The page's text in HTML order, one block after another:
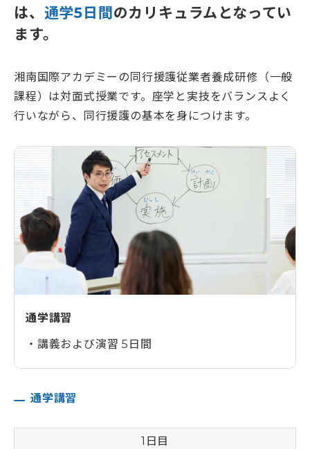
給付金・助成金申請の無料サポートご希望の方は、各
コースお申し込み時にあわせて申請をすることができ
は、 通学5日間 のカリキュラムとなってい
ます。
湘南国際アカデミーの同行援護従業者養成研修（一般
課程）は対面式授業です。座学と実技をバランスよく
行いながら、同行援護の基本を身につけます。
通学講習
講義および演習 5日間
通学講習
1日目